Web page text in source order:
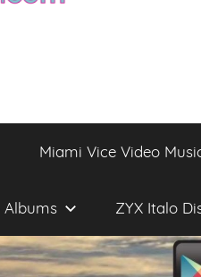
Miami Vice Video
Albums ZYX Italo